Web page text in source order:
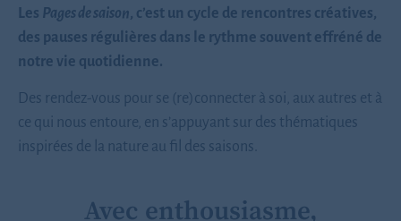
Les Pages de saison, c’est un cycle de rencontres créatives,
des pauses régulières dans le rythme souvent effréné de
notre vie quotidienne.
Des rendez-vous pour se (re)connecter à soi, aux autres et à
ce qui nous entoure, en s’appuyant sur des thématiques
inspirées de la nature au fil des saisons.
Avec enthousiasme,